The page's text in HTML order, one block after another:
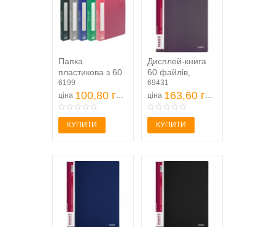
Папка
пластикова з 60
файлами, А4,
асорті (
BM.3622-99 )
6199
ціна 100,80 грн
КУПИТИ
Дисплей-книга
60 файлів,
сливова
69431
ціна 163,60 грн
КУПИТИ